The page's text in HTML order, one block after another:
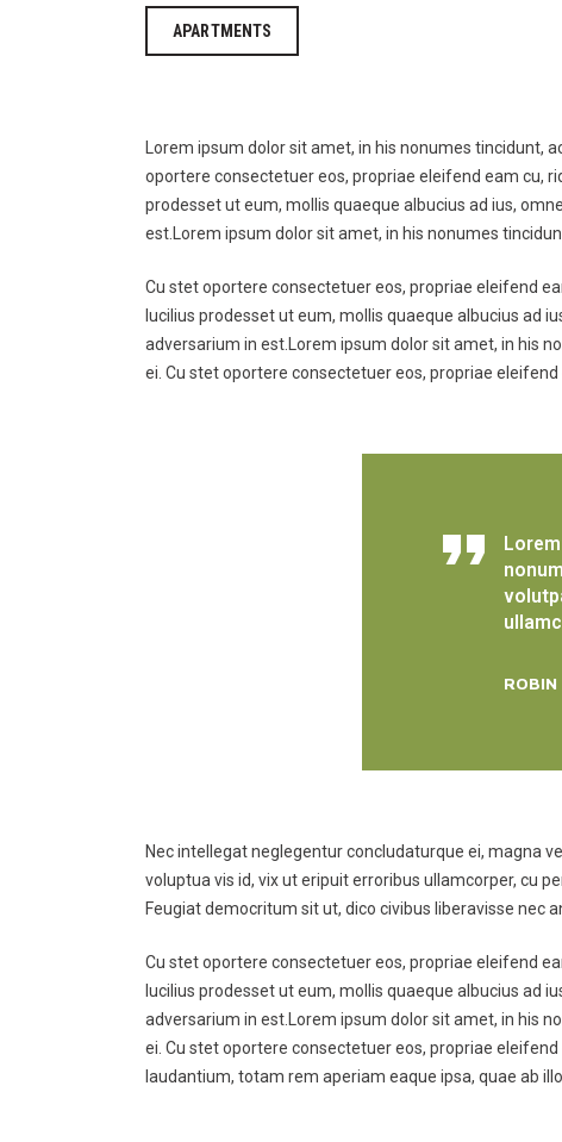
APARTMENTS
Lorem ipsum dolor sit amet, in his nonumes tincidunt,
oportere consectetuer eos, propriae eleifend eam cu,
prodesset ut eum, mollis quaeque albucius ad ius,
est.Lorem ipsum dolor sit amet, in his nonumes
Cu stet oportere consectetuer eos, propriae eleifend
lucilius prodesset ut eum, mollis quaeque albucius ad
adversarium in est.Lorem ipsum dolor sit amet, in his
ei. Cu stet oportere consectetuer eos, propriae eleifend
ROBIN
Nec intellegat neglegentur concludaturque ei, magna
voluptua vis id, vix ut eripuit erroribus ullamcorper, cu
Feugiat democritum sit ut, dico civibus liberavisse nec
Cu stet oportere consectetuer eos, propriae eleifend
lucilius prodesset ut eum, mollis quaeque albucius ad
adversarium in est.Lorem ipsum dolor sit amet, in his
ei. Cu stet oportere consectetuer eos, propriae
laudantium, totam rem aperiam eaque ipsa, quae ab